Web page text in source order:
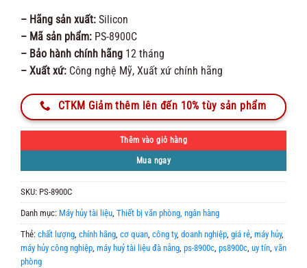
là:
8.530.000 ₫.
– Hãng sản xuất: Silicon
– Mã sản phẩm: PS-8900C
– Bảo hành chính hãng 12 tháng
– Xuất xứ: Công nghệ Mỹ, Xuất xứ chính hãng
CTKM Giảm thêm lên đến 10% tùy sản phẩm
Thêm vào giỏ hàng
Mua ngay
SKU: PS-8900C
Danh mục: Máy hủy tài liệu, Thiết bị văn phòng, ngân hàng
Thẻ: chất lượng, chính hãng, cơ quan, công ty, doanh nghiệp, giá rẻ, máy hủy,
máy hủy công nghiệp, máy huỷ tài liệu đà nẵng, ps-8900c, ps8900c, uy tín, văn
phòng